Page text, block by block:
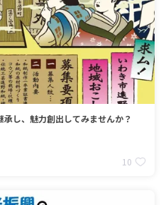
承し、魅力創出してみませんか？
10